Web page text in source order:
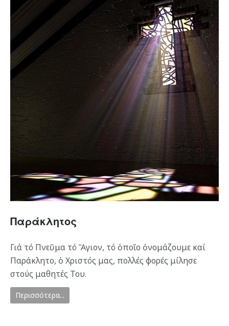
Παράκλητος
Γιά τό Πνεῦμα τό Ἃγιον, τό ὁποῖο ὀνομάζουμε καί
Παράκλητο, ὁ Χριστός μας, πολλές φορές μίλησε
στούς μαθητές Του.
Περισσότερα...